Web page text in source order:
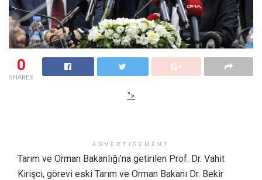
0
SHARES
">
ADVERTISEMENT
Tarım ve Orman Bakanlığı’na getirilen Prof. Dr. Vahit
Kirişci, görevi eski Tarım ve Orman Bakanı Dr. Bekir